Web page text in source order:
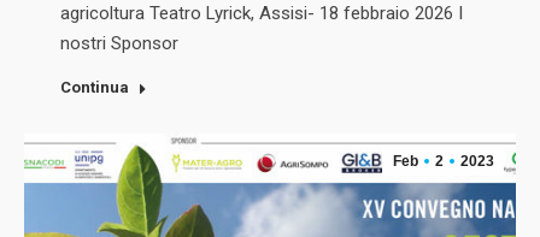
agricoltura Teatro Lyrick, Assisi- 18 febbraio 2026 I
nostri Sponsor
Continua
Feb 2 2023